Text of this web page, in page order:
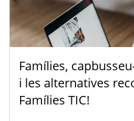
Famílies,
i les alternatives
Famílies TIC!